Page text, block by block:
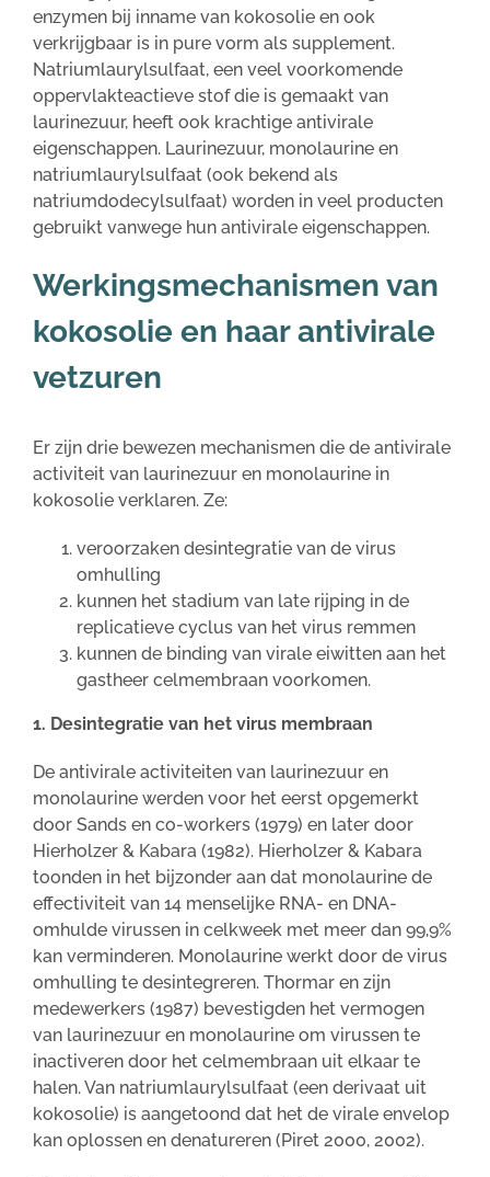
enzymen bij inname van kokosolie en ook
verkrijgbaar is in pure vorm als supplement.
Natriumlaurylsulfaat, een veel voorkomende
oppervlakteactieve stof die is gemaakt van
laurinezuur, heeft ook krachtige antivirale
eigenschappen. Laurinezuur, monolaurine en
natriumlaurylsulfaat (ook bekend als
natriumdodecylsulfaat) worden in veel producten
gebruikt vanwege hun antivirale eigenschappen.
Werkingsmechanismen van
kokosolie en haar antivirale
vetzuren
Er zijn drie bewezen mechanismen die de antivirale
activiteit van laurinezuur en monolaurine in
kokosolie verklaren. Ze:
veroorzaken desintegratie van de virus
omhulling
kunnen het stadium van late rijping in de
replicatieve cyclus van het virus remmen
kunnen de binding van virale eiwitten aan het
gastheer celmembraan voorkomen.
1. Desintegratie van het virus membraan
De antivirale activiteiten van laurinezuur en
monolaurine werden voor het eerst opgemerkt
door Sands en co-workers (1979) en later door
Hierholzer & Kabara (1982). Hierholzer & Kabara
toonden in het bijzonder aan dat monolaurine de
effectiviteit van 14 menselijke RNA- en DNA-
omhulde virussen in celkweek met meer dan 99,9%
kan verminderen. Monolaurine werkt door de virus
omhulling te desintegreren. Thormar en zijn
medewerkers (1987) bevestigden het vermogen
van laurinezuur en monolaurine om virussen te
inactiveren door het celmembraan uit elkaar te
halen. Van natriumlaurylsulfaat (een derivaat uit
kokosolie) is aangetoond dat het de virale envelop
kan oplossen en denatureren (Piret 2000, 2002).